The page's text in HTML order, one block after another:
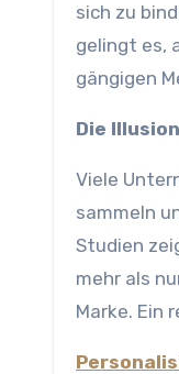
sich zu
gelingt es,
gängigen
Die
Viele
sammeln
Studien
mehr als
Marke. Ein